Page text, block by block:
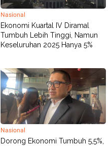
Nasional
Ekonomi Kuartal IV Diramal
Tumbuh Lebih Tinggi, Namun
Keseluruhan 2025 Hanya 5%
Nasional
Dorong Ekonomi Tumbuh 5,5%,